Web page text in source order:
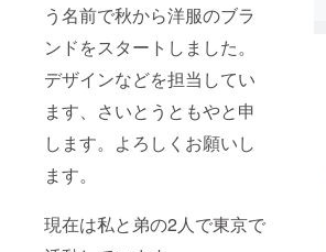
う名前で秋から洋服のブラ
ンドをスタートしました。
デザインなどを担当してい
ます、さいとうともやと申
します。よろしくお願いし
ます。
現在は私と弟の2人で東京で